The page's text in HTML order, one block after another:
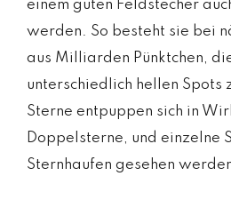
einem guten Feldstecher
werden. So besteht sie bei
aus Milliarden Pünktchen,
unterschiedlich hellen Spots
Sterne entpuppen sich in
Doppelsterne, und einzelne
Sternhaufen gesehen